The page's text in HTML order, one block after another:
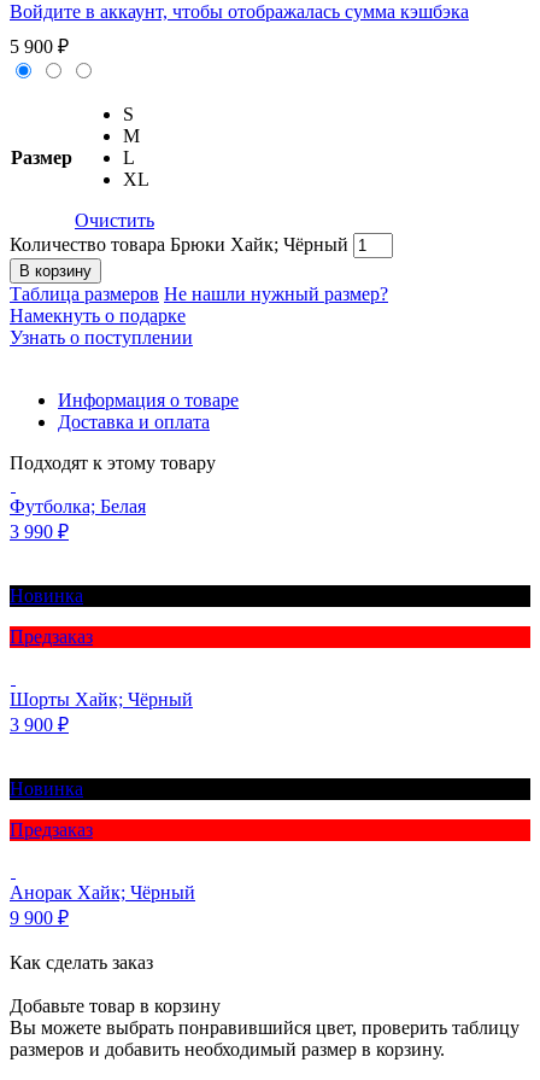
Войдите в аккаунт, чтобы отображалась сумма кэшбэка
5 900 ₽
Размер
S
M
L
XL
Очистить
Количество товара Брюки Хайк; Чёрный
В корзину
Таблица размеров Не нашли нужный размер?
Намекнуть о подарке
Узнать о поступлении
Информация о товаре
Доставка и оплата
Подходят к этому товару
Футболка; Белая
3 990 ₽
Новинка
Предзаказ
Шорты Хайк; Чёрный
3 900 ₽
Новинка
Предзаказ
Анорак Хайк; Чёрный
9 900 ₽
Как сделать заказ
Добавьте товар в корзину
Вы можете выбрать понравившийся цвет, проверить таблицу
размеров и добавить необходимый размер в корзину.